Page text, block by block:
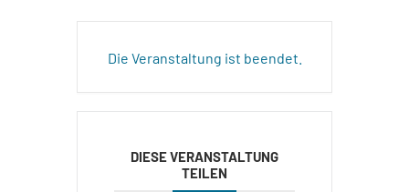
Die Veranstaltung ist beendet.
DIESE VERANSTALTUNG
TEILEN